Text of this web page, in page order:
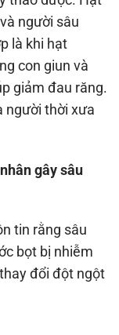
người sâu
là khi hạt
con giun và
giảm đau răng.
người thời xưa
gây sâu
tin rằng sâu
bọt bị nhiễm
đổi đột ngột